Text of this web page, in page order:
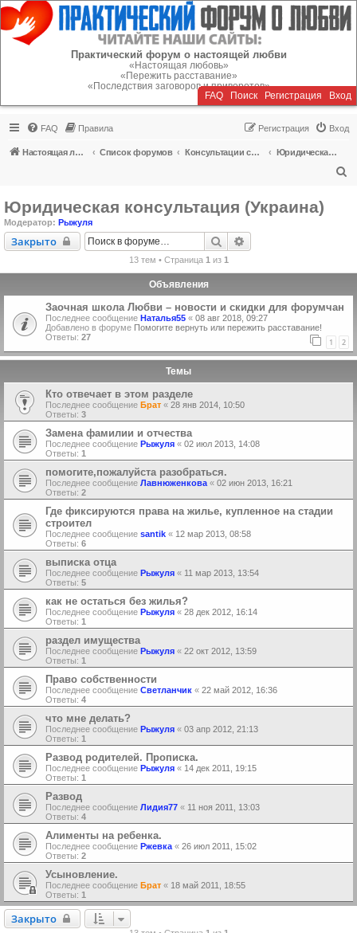
Регистрация
Практический форум о настоящей любви
«Настоящая любовь»
«Пережить расставание»
«Последствия заговоров и приворотов»
FAQ Поиск Регистрация Вход
FAQ Правила Вход
Регистрация
Настоящая любовь Список форумов Консультации специалистов
Юридическая консультация (Украина)
Юридическая консультация (Украина)
Модератор: Рыжуля
Закрыто
Закрыто Поиск
13 тем • Страница 1 из 1
Объявления
Заочная школа Любви – новости и скидки для форумчан
Последнее сообщение Наталья55 « 08 авг 2018, 09:27
Добавлено в форуме Помогите вернуть или пережить расставание!
Ответы: 27 1 2
Темы
Кто отвечает в этом разделе
Последнее сообщение Брат « 28 янв 2014, 10:50
Ответы: 3
Замена фамилии и отчества
Последнее сообщение Рыжуля « 02 июл 2013, 14:08
Ответы: 1
помогите,пожалуйста разобраться.
Последнее сообщение Лавнюженкова « 02 июн 2013, 16:21
Ответы: 2
Где фиксируются права на жилье, купленное на стадии
строител
Последнее сообщение santik « 12 мар 2013, 08:58
Ответы: 6
выписка отца
Последнее сообщение Рыжуля « 11 мар 2013, 13:54
Ответы: 5
как не остаться без жилья?
Последнее сообщение Рыжуля « 28 дек 2012, 16:14
Ответы: 1
раздел имущества
Последнее сообщение Рыжуля « 22 окт 2012, 13:59
Ответы: 1
Право собственности
Последнее сообщение Светланчик « 22 май 2012, 16:36
Ответы: 4
что мне делать?
Последнее сообщение Рыжуля « 03 апр 2012, 21:13
Ответы: 1
Развод родителей. Прописка.
Последнее сообщение Рыжуля « 14 дек 2011, 19:15
Ответы: 1
Развод
Последнее сообщение Лидия77 « 11 ноя 2011, 13:03
Ответы: 4
Алименты на ребенка.
Последнее сообщение Ржевка « 26 июл 2011, 15:02
Ответы: 2
Усыновление.
Последнее сообщение Брат « 18 май 2011, 18:55
Ответы: 1
Закрыто
Закрыто